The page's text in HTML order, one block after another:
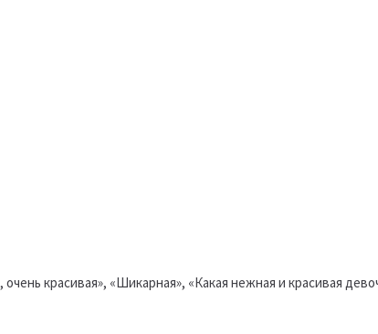
красивая», «Шикарная», «Какая нежная и красивая